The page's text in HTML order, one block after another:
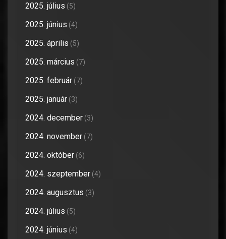
2025. július (5)
2025. június (4)
2025. április (5)
2025. március (7)
2025. február (7)
2025. január (3)
2024. december (3)
2024. november (7)
2024. október (6)
2024. szeptember (4)
2024. augusztus (3)
2024. július (5)
2024. június (4)